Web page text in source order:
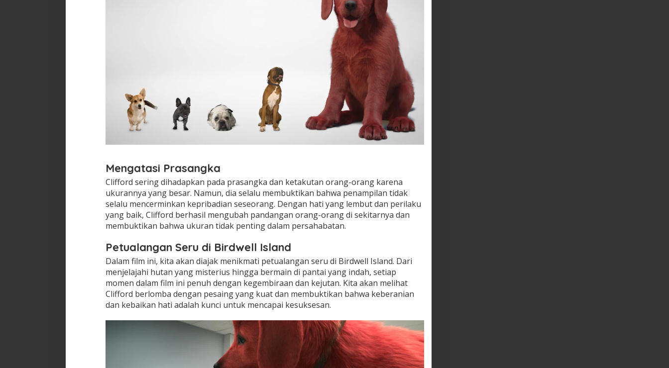
Mengatasi Prasangka
Clifford sering dihadapkan pada prasangka dan ketakutan orang-orang karena
ukurannya yang besar. Namun, dia selalu membuktikan bahwa penampilan tidak
selalu mencerminkan kepribadian seseorang. Dengan hati yang lembut dan perilaku
yang baik, Clifford berhasil mengubah pandangan orang-orang di sekitarnya dan
membuktikan bahwa ukuran tidak penting dalam persahabatan.
Petualangan Seru di Birdwell Island
Dalam film ini, kita akan diajak menikmati petualangan seru di Birdwell Island. Dari
menjelajahi hutan yang misterius hingga bermain di pantai yang indah, setiap
momen dalam film ini penuh dengan kegembiraan dan kejutan. Kita akan melihat
Clifford berlomba dengan pesaing yang kuat dan membuktikan bahwa keberanian
dan kebaikan hati adalah kunci untuk mencapai kesuksesan.